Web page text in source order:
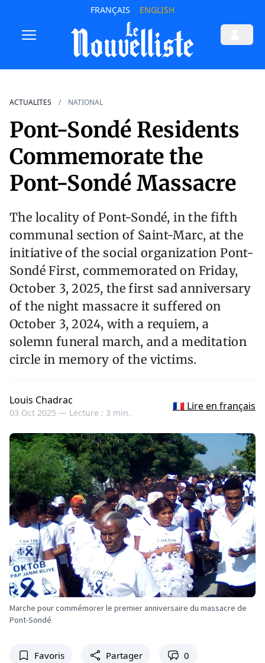
FRANÇAIS ENGLISH
ACTUALITES NATIONAL
Pont-Sondé Residents
Commemorate the
Pont-Sondé Massacre
The locality of Pont-Sondé, in the fifth
communal section of Saint-Marc, at the
initiative of the social organization Pont-
Sondé First, commemorated on Friday,
October 3, 2025, the first sad anniversary
of the night massacre it suffered on
October 3, 2024, with a requiem, a
solemn funeral march, and a meditation
circle in memory of the victims.
Louis Chadrac
03 Oct 2025 — Lecture : 3 min.
🇫🇷 Lire en français
Marche pour commémorer le premier anniversaire du massacre de
Pont-Sondé
Favoris Partager 0